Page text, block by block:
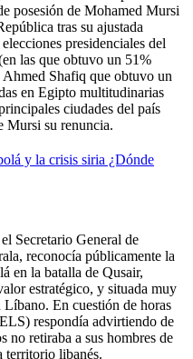
posesión de Mohamed Mursi
tras su ajustada
presidenciales del
las que obtuvo un 51%
Shafiq que obtuvo un
en Egipto multitudinarias
ciudades del país
Mursi su renuncia.
y la crisis siria ¿Dónde
Secretario General de
reconocía públicamente la
en la batalla de Qusair,
estratégico, y situada muy
En cuestión de horas
respondía advirtiendo de
no retiraba a sus hombres de
territorio libanés.